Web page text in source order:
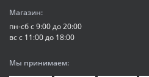
Магазин:
пн-сб с 9:00 до 20:00
вс с 11:00 до 18:00
Мы принимаем: